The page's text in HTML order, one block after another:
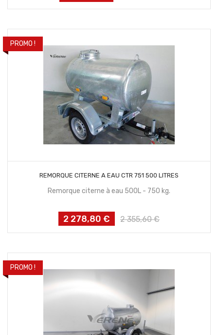
PROMO !
REMORQUE CITERNE A EAU CTR 751 500 LITRES
Remorque citerne à eau 500L - 750 kg.
Prix
2 278,80 €
Prix
2 355,60 €
PROMO !